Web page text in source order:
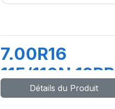
7.00R16
115/110N 12PR
TL GITIDétails du Produit